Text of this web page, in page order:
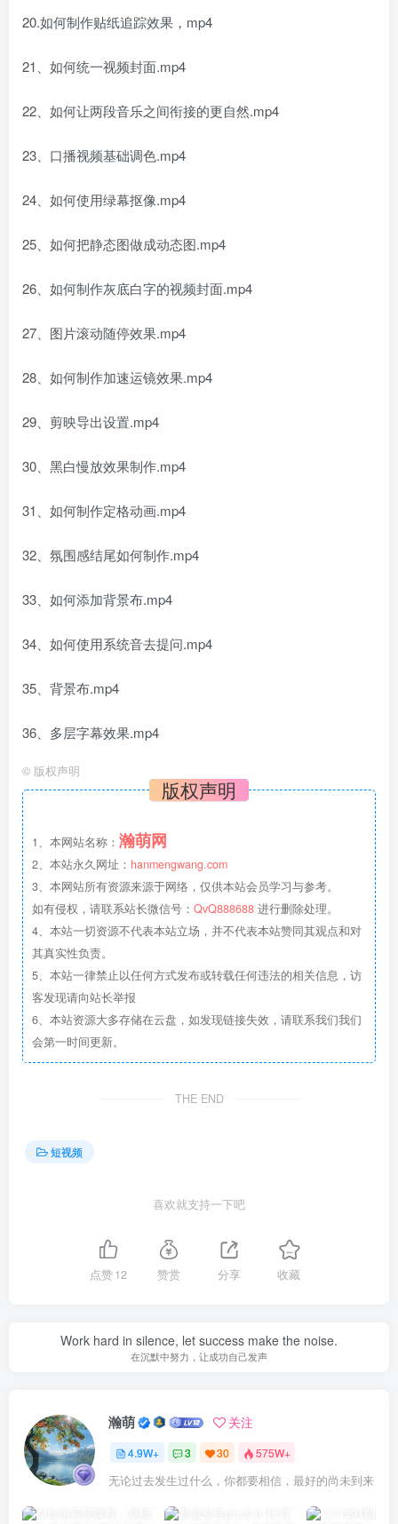
20.如何制作贴纸追踪效果，mp4
21、如何统一视频封面.mp4
22、如何让两段音乐之间衔接的更自然.mp4
23、口播视频基础调色.mp4
24、如何使用绿幕抠像.mp4
25、如何把静态图做成动态图.mp4
26、如何制作灰底白字的视频封面.mp4
27、图片滚动随停效果.mp4
28、如何制作加速运镜效果.mp4
29、剪映导出设置.mp4
30、黑白慢放效果制作.mp4
31、如何制作定格动画.mp4
32、氛围感结尾如何制作.mp4
33、如何添加背景布.mp4
34、如何使用系统音去提问.mp4
35、背景布.mp4
36、多层字幕效果.mp4
© 版权声明
版权声明
1、本网站名称： 瀚萌网
2、本站永久网址： hanmengwang.com
3、本网站所有资源来源于网络，仅供本站会员学习与参考。
如有侵权，请联系站长微信号： QvQ888688 进行删除处理。
4、本站一切资源不代表本站立场，并不代表本站赞同其观点和对
其真实性负责。
5、本站一律禁止以任何方式发布或转载任何违法的相关信息，访
客发现请向站长举报
6、本站资源大多存储在云盘，如发现链接失效，请联系我们我们
会第一时间更新。
THE END
短视频
喜欢就支持一下吧
点赞12 赞赏 分享 收藏
Work hard in silence, let success make the noise.
在沉默中努力，让成功自己发声
瀚萌 关注
4.9W+ 3 30 575W+
无论过去发生过什么，你都要相信，最好的尚未到来